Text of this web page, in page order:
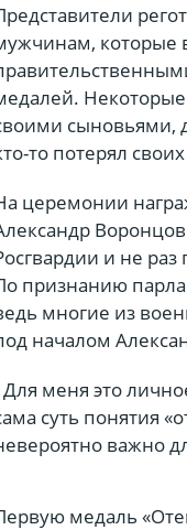
которые
сыновьями,
то потерял
церемонии
и не раз
признанию
многие из
началом
Для меня это
суть понятия
важно
медаль